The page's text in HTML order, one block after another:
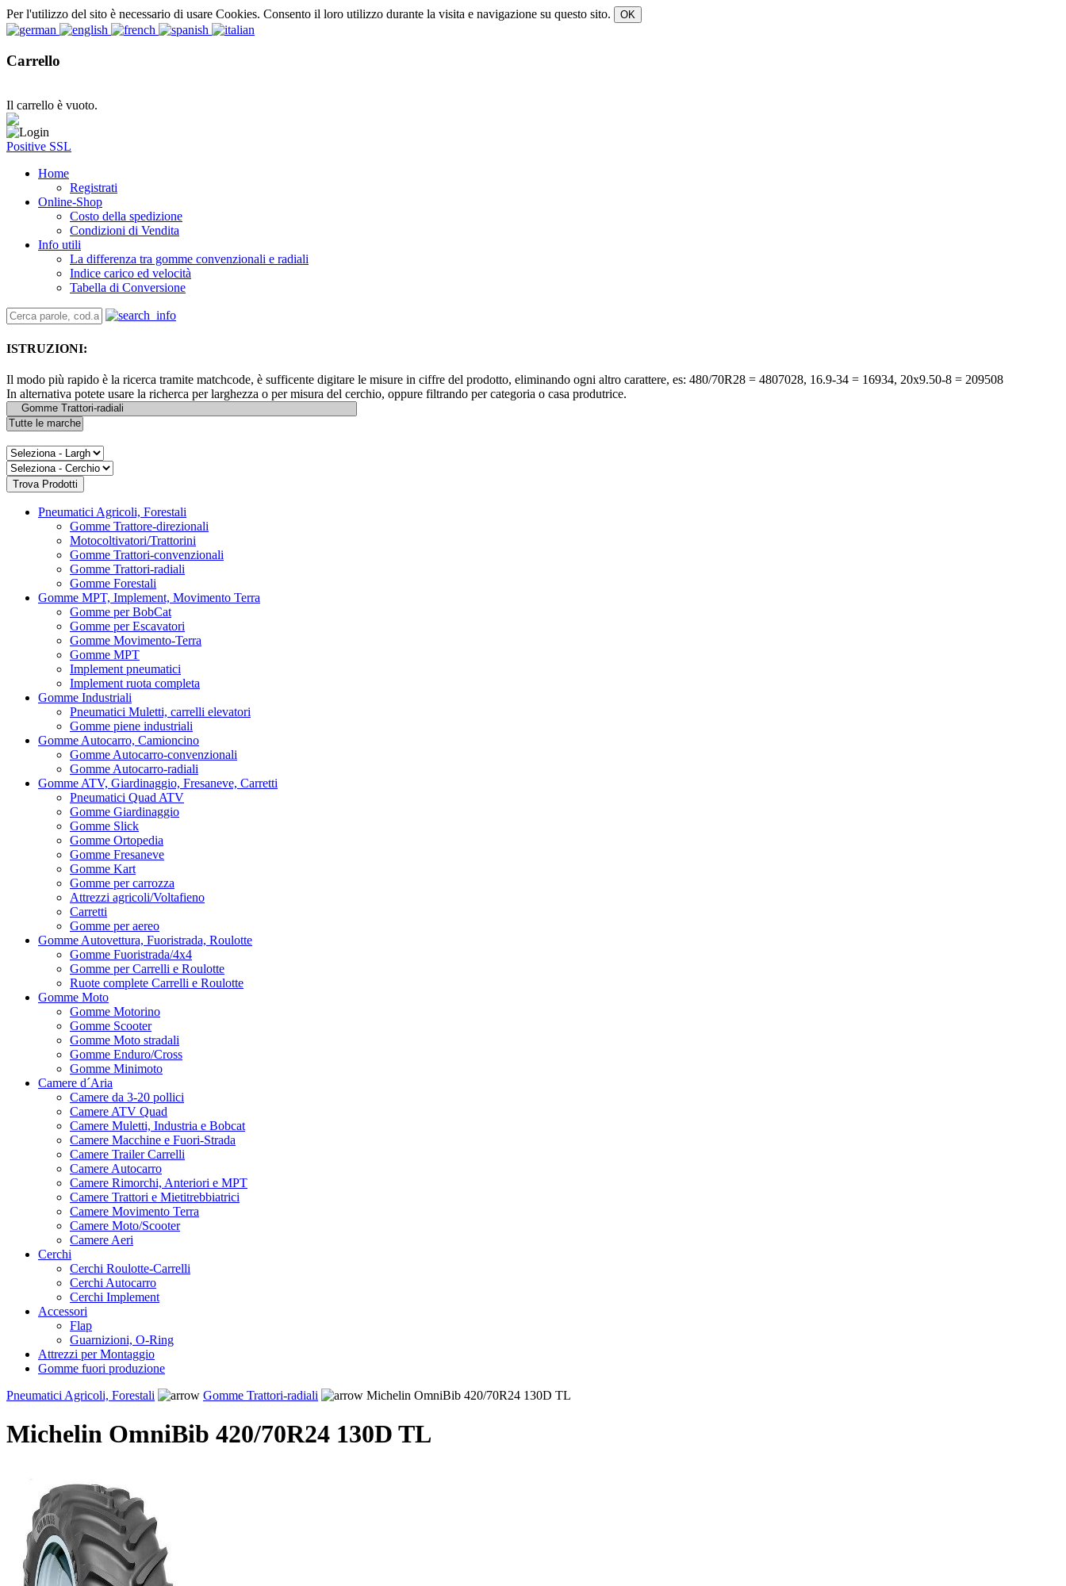
Per l'utilizzo del sito è necessario di usare Cookies. Consento il loro utilizzo durante la visita e navigazione su questo sito.
Carrello
Il carrello è vuoto.
Positive SSL
Home
Registrati
Online-Shop
Costo della spedizione
Condizioni di Vendita
Info utili
La differenza tra gomme convenzionali e radiali
Indice carico ed velocità
Tabella di Conversione
ISTRUZIONI:
Il modo più rapido è la ricerca tramite matchcode, è sufficente digitare le misure in ciffre del prodotto, eliminando ogni altro carattere, es: 480/70R28 = 4807028, 16.9-34 = 16934, 20x9.50-8 = 209508
In alternativa potete usare la richerca per larghezza o per misura del cerchio, oppure filtrando per categoria o casa produtrice.
Pneumatici Agricoli, Forestali
Gomme Trattore-direzionali
Motocoltivatori/Trattorini
Gomme Trattori-convenzionali
Gomme Trattori-radiali
Gomme Forestali
Gomme MPT, Implement, Movimento Terra
Gomme per BobCat
Gomme per Escavatori
Gomme Movimento-Terra
Gomme MPT
Implement pneumatici
Implement ruota completa
Gomme Industriali
Pneumatici Muletti, carrelli elevatori
Gomme piene industriali
Gomme Autocarro, Camioncino
Gomme Autocarro-convenzionali
Gomme Autocarro-radiali
Gomme ATV, Giardinaggio, Fresaneve, Carretti
Pneumatici Quad ATV
Gomme Giardinaggio
Gomme Slick
Gomme Ortopedia
Gomme Fresaneve
Gomme Kart
Gomme per carrozza
Attrezzi agricoli/Voltafieno
Carretti
Gomme per aereo
Gomme Autovettura, Fuoristrada, Roulotte
Gomme Fuoristrada/4x4
Gomme per Carrelli e Roulotte
Ruote complete Carrelli e Roulotte
Gomme Moto
Gomme Motorino
Gomme Scooter
Gomme Moto stradali
Gomme Enduro/Cross
Gomme Minimoto
Camere d´Aria
Camere da 3-20 pollici
Camere ATV Quad
Camere Muletti, Industria e Bobcat
Camere Macchine e Fuori-Strada
Camere Trailer Carrelli
Camere Autocarro
Camere Rimorchi, Anteriori e MPT
Camere Trattori e Mietitrebbiatrici
Camere Movimento Terra
Camere Moto/Scooter
Camere Aeri
Cerchi
Cerchi Roulotte-Carrelli
Cerchi Autocarro
Cerchi Implement
Accessori
Flap
Guarnizioni, O-Ring
Attrezzi per Montaggio
Gomme fuori produzione
Pneumatici Agricoli, Forestali
Gomme Trattori-radiali Michelin OmniBib 420/70R24 130D TL
Michelin OmniBib 420/70R24 130D TL